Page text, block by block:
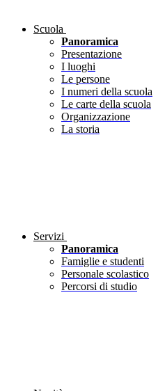
Scuola
Panoramica
Presentazione
I luoghi
Le persone
I numeri della scuola
Le carte della scuola
Organizzazione
La storia
Servizi
Panoramica
Famiglie e studenti
Personale scolastico
Percorsi di studio